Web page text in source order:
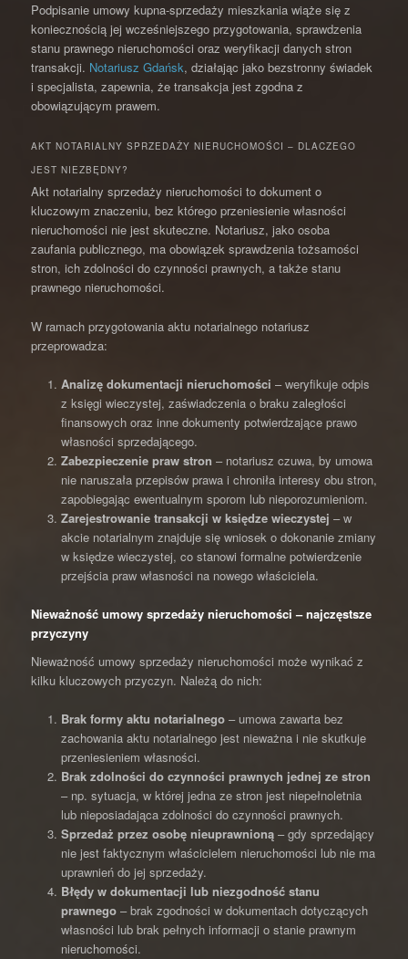
Podpisanie umowy kupna-sprzedaży mieszkania wiąże się z
koniecznością jej wcześniejszego przygotowania, sprawdzenia
stanu prawnego nieruchomości oraz weryfikacji danych stron
transakcji. Notariusz Gdańsk, działając jako bezstronny świadek
i specjalista, zapewnia, że transakcja jest zgodna z
obowiązującym prawem.
AKT NOTARIALNY SPRZEDAŻY NIERUCHOMOŚCI – DLACZEGO
JEST NIEZBĘDNY?
Akt notarialny sprzedaży nieruchomości to dokument o
kluczowym znaczeniu, bez którego przeniesienie własności
nieruchomości nie jest skuteczne. Notariusz, jako osoba
zaufania publicznego, ma obowiązek sprawdzenia tożsamości
stron, ich zdolności do czynności prawnych, a także stanu
prawnego nieruchomości.
W ramach przygotowania aktu notarialnego notariusz
przeprowadza:
Analizę dokumentacji nieruchomości – weryfikuje odpis
z księgi wieczystej, zaświadczenia o braku zaległości
finansowych oraz inne dokumenty potwierdzające prawo
własności sprzedającego.
Zabezpieczenie praw stron – notariusz czuwa, by umowa
nie naruszała przepisów prawa i chroniła interesy obu stron,
zapobiegając ewentualnym sporom lub nieporozumieniom.
Zarejestrowanie transakcji w księdze wieczystej – w
akcie notarialnym znajduje się wniosek o dokonanie zmiany
w księdze wieczystej, co stanowi formalne potwierdzenie
przejścia praw własności na nowego właściciela.
Nieważność umowy sprzedaży nieruchomości – najczęstsze
przyczyny
Nieważność umowy sprzedaży nieruchomości może wynikać z
kilku kluczowych przyczyn. Należą do nich:
Brak formy aktu notarialnego– umowa zawarta bez
zachowania aktu notarialnego jest nieważna i nie skutkuje
przeniesieniem własności.
Brak zdolności do czynności prawnych jednej ze stron
– np. sytuacja, w której jedna ze stron jest niepełnoletnia
lub nieposiadająca zdolności do czynności prawnych.
Sprzedaż przez osobę nieuprawnioną– gdy sprzedający
nie jest faktycznym właścicielem nieruchomości lub nie ma
uprawnień do jej sprzedaży.
Błędy w dokumentacji lub niezgodność stanu
prawnego– brak zgodności w dokumentach dotyczących
własności lub brak pełnych informacji o stanie prawnym
nieruchomości.